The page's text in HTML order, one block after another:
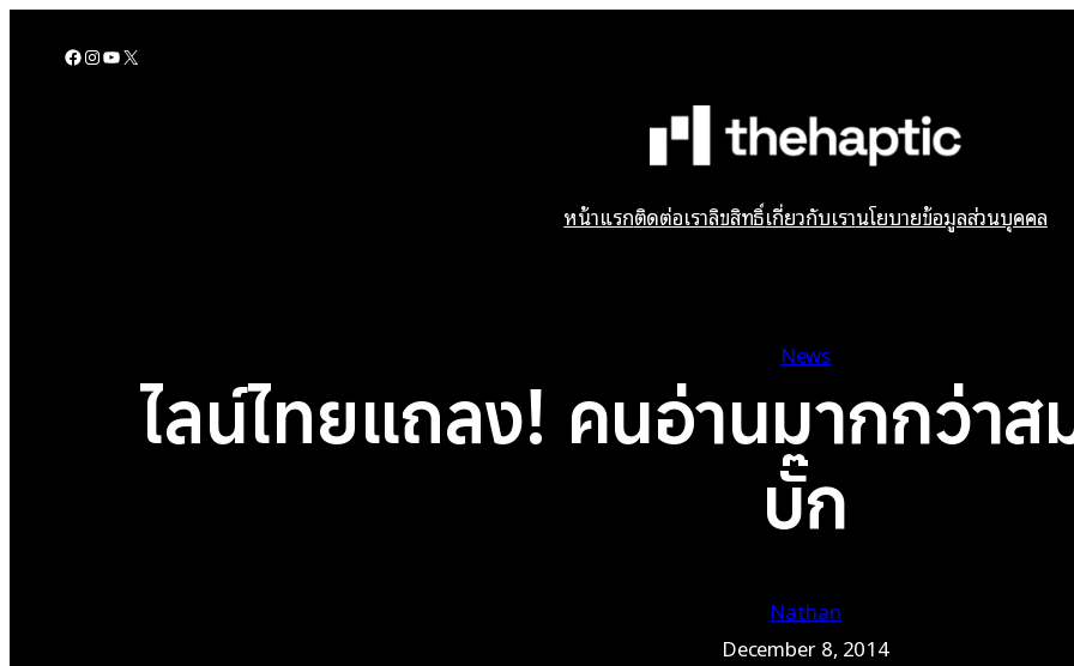
Facebook InstagramYouTube X
หน้าแรกติดต่อเราลิขสิทธิ์เกี่ยวกับเรานโยบายข้อมูลส่วนบุคคล
News
ไลน์ไทยแถลง! คนอ่านมากกว่าส
บั๊ก
Nathan
December 8, 2014